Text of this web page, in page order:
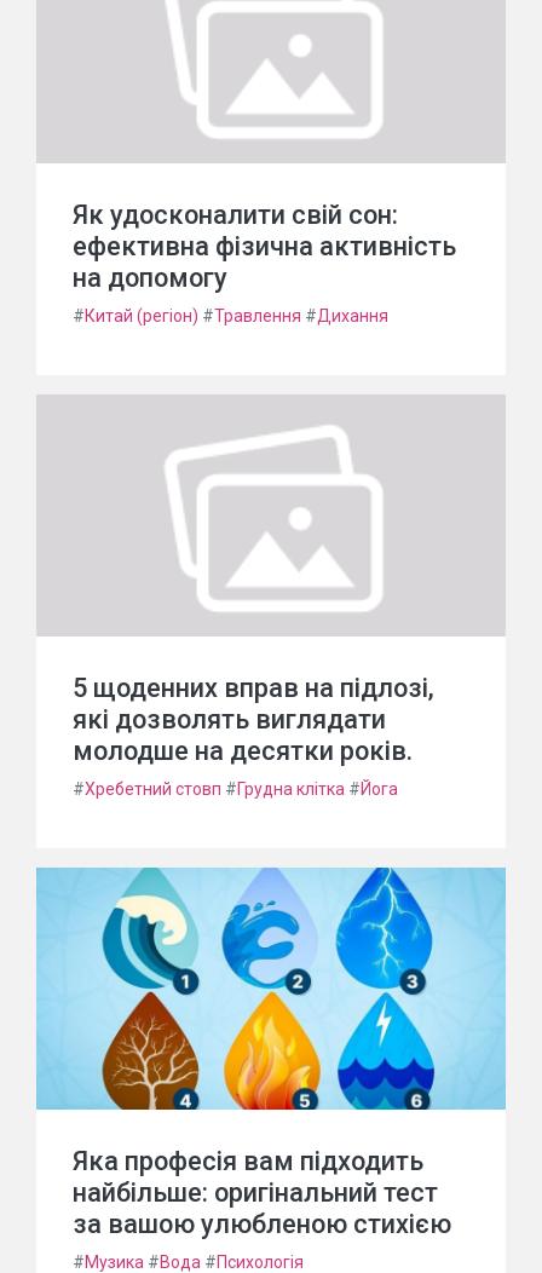
Як удосконалити свій сон:
ефективна фізична активність
на допомогу
#Китай (регіон) #Травлення #Дихання
5 щоденних вправ на підлозі,
які дозволять виглядати
молодше на десятки років.
#Хребетний стовп #Грудна клітка #Йога
Яка професія вам підходить
найбільше: оригінальний тест
за вашою улюбленою стихією
#Музика #Вода #Психологія